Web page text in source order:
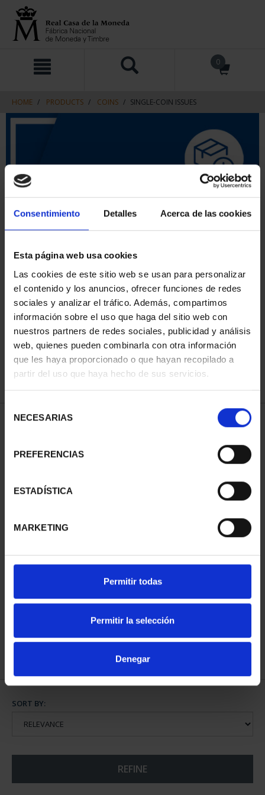
Consentimiento Detalles Acerca de las cookies
Esta página web usa cookies
Las cookies de este sitio web se usan para personalizar
el contenido y los anuncios, ofrecer funciones de redes
sociales y analizar el tráfico. Además, compartimos
información sobre el uso que haga del sitio web con
nuestros partners de redes sociales, publicidad y análisis
web, quienes pueden combinarla con otra información
que les haya proporcionado o que hayan recopilado a
partir del uso que haya hecho de sus servicios.
NECESARIAS
PREFERENCIAS
ESTADÍSTICA
MARKETING
Permitir todas
Permitir la selección
Denegar
navigation
0
HOME PRODUCTS COINS SINGLE-COIN ISSUES
SORT BY:
REFINE
1 Products found
€23.00
SORT BY:
REFINE